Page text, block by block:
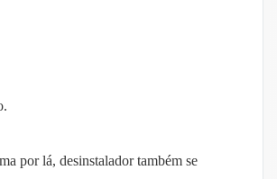
por lá, desinstalador também se